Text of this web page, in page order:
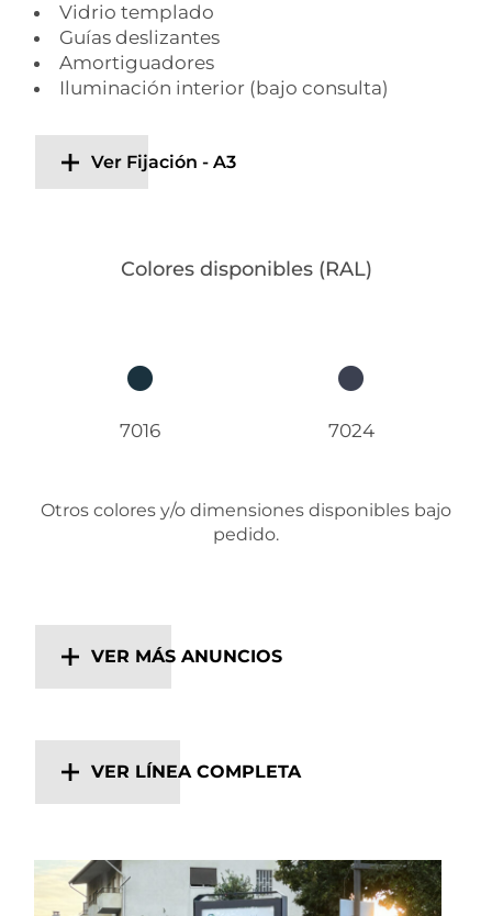
Vidrio templado
Guías deslizantes
Amortiguadores
Iluminación interior (bajo consulta)
Ver Fijación - A3
Colores disponibles (RAL)
7016 7024
Otros colores y/o dimensiones disponibles bajo
pedido.
VER MÁS ANUNCIOS
VER LÍNEA COMPLETA